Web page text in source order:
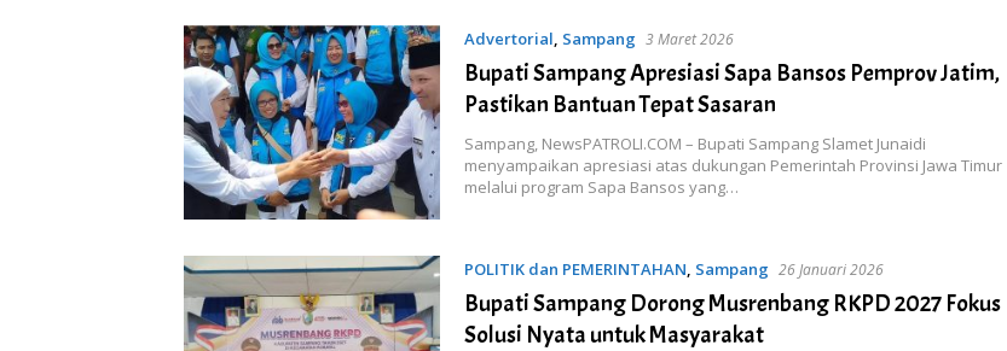
Advertorial Sampang 3 Maret 2026
Bupati Sampang Apresiasi Sapa Bansos Pemprov Jatim,
Pastikan Bantuan Tepat Sasaran
Sampang, NewsPATROLI.COM – Bupati Sampang Slamet Junaidi
menyampaikan apresiasi atas dukungan Pemerintah Provinsi Jawa Timur
melalui program Sapa Bansos yang…
POLITIK dan PEMERINTAHAN Sampang 26 Januari 2026
Bupati Sampang Dorong Musrenbang RKPD 2027 Fokus
Solusi Nyata untuk Masyarakat